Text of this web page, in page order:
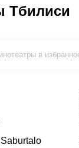
Тбилиси
в